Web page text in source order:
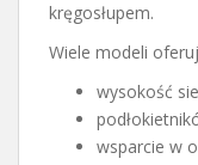
kręgosłupem.
Wiele modeli
wysokość
wsparcie w